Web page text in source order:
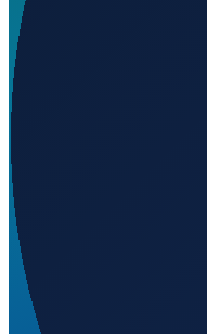
Mombasa